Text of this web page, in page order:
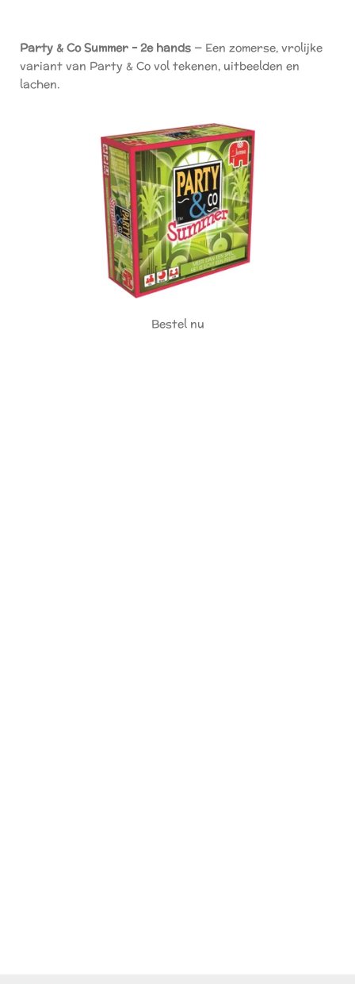
Party & Co Summer – 2e hands — Een zomerse, vrolijke
variant van Party & Co vol tekenen, uitbeelden en
lachen.
Bestel nu